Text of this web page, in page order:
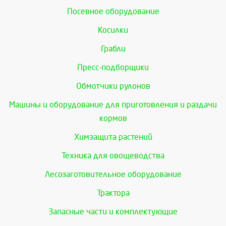
Посевное оборудование
Косилки
Грабли
Пресс-подборщики
Обмотчики рулонов
Машины и оборудование для приготовления и раздачи
кормов
Химзащита растений
Техника для овощеводства
Лесозаготовительное оборудование
Трактора
Запасные части и комплектующие